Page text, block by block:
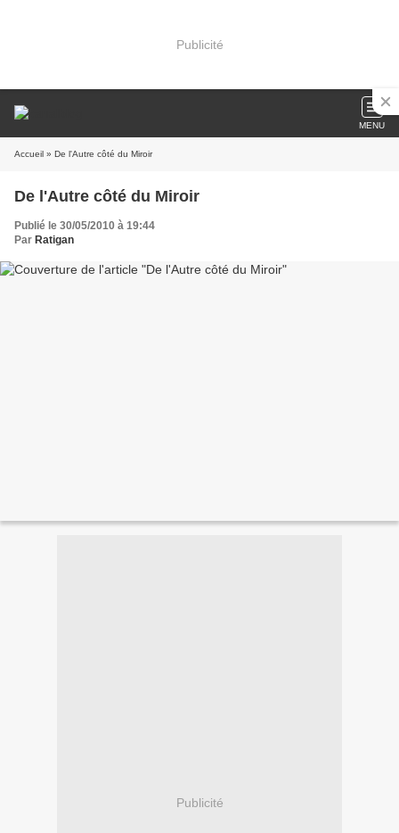
Publicité
MENU
Accueil » De l'Autre côté du Miroir
De l'Autre côté du Miroir
Publié le 30/05/2010 à 19:44
Par Ratigan
Publicité